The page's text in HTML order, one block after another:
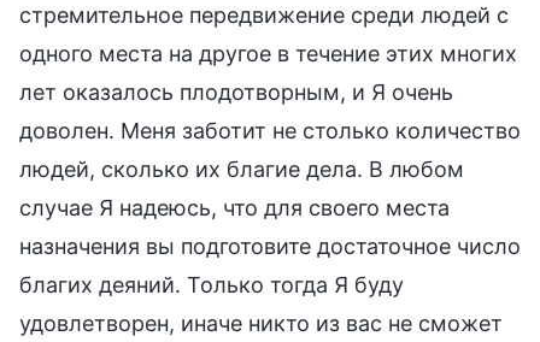
стремительное передвижение среди людей с
одного места на другое в течение этих многих
лет оказалось плодотворным, и Я очень
доволен. Меня заботит не столько количество
людей, сколько их благие дела. В любом
случае Я надеюсь, что для своего места
назначения вы подготовите достаточное число
благих деяний. Только тогда Я буду
удовлетворен, иначе никто из вас не сможет